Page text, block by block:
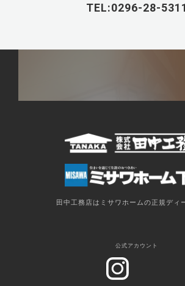
TEL:0296-28-5311
田中工務店はミサワホームの正規ディ
公式アカウント